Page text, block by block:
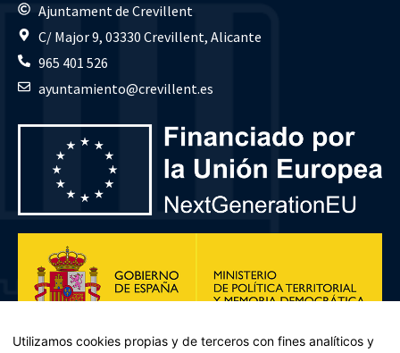
Ajuntament de Crevillent
C/ Major 9, 03330 Crevillent, Alicante
965 401 526
ayuntamiento@crevillent.es
Utilizamos cookies propias y de terceros con fines analíticos y